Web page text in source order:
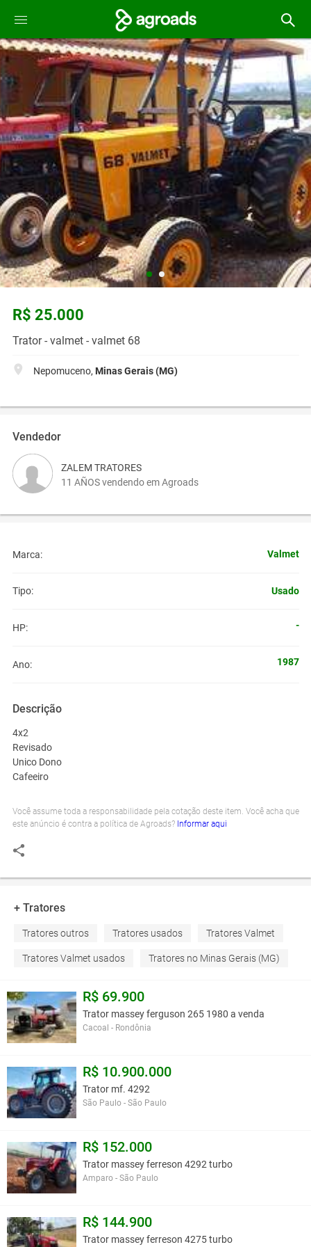
R$ 25.000
Trator - valmet - valmet 68
Nepomuceno, Minas Gerais (MG)
Vendedor
ZALEM TRATORES
11 AÑOS vendendo em Agroads
Marca: Valmet
Tipo: Usado
HP: -
Ano: 1987
Descrição
4x2
Revisado
Unico Dono
Cafeeiro
Você assume toda a responsabilidade pela cotação deste item. Você acha que
este anúncio é contra a política de Agroads? Informar aqui
+ Tratores
Tratores outros Tratores usados Tratores Valmet
Tratores Valmet usados Tratores no Minas Gerais (MG)
R$ 69.900
Trator massey ferguson 265 1980 a venda
Cacoal - Rondônia
R$ 10.900.000
Trator mf. 4292
São Paulo - São Paulo
R$ 152.000
Trator massey ferreson 4292 turbo
Amparo - São Paulo
R$ 144.900
Trator massey ferreson 4275 turbo